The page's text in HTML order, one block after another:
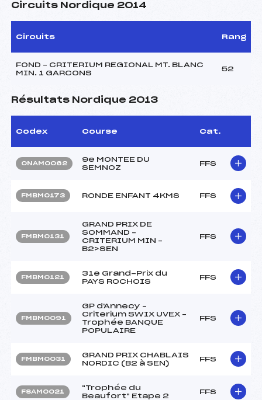
Circuits Nordique 2014
Circuits Rang
FOND – CRITERIUM REGIONAL MT. BLANC
MIN. 1 GARCONS
52
Résultats Nordique 2013
Codex Course Cat.
ONAM0062
9e MONTEE DU
SEMNOZ
FFS
FMBM0173 RONDE ENFANT 4KMS FFS
FMBM0131
GRAND PRIX DE
SOMMAND –
CRITERIUM MIN –
B2>SEN
FFS
FMBM0121
31e Grand-Prix du
PAYS ROCHOIS
FFS
FMBM0091
GP d'Annecy –
Criterium SWIX UVEX –
Trophée BANQUE
POPULAIRE
FFS
FMBM0031
GRAND PRIX CHABLAIS
NORDIC (B2 à SEN)
FFS
FSAM0021
"Trophée du
Beaufort" Etape 2
FFS